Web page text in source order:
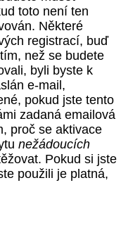
toto není ten
Některé
registrací, buď
než se budete
byli byste k
e-mail,
pokud jste tento
zadaná emailová
proč se aktivace
nežádoucích
Pokud si jste
použili je platná,